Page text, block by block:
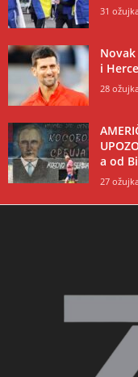
31
i
28
a od
27